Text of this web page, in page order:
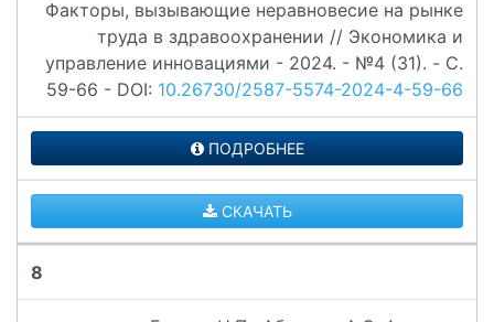
Факторы, вызывающие неравновесие на рынке
труда в здравоохранении // Экономика и
управление инновациями - 2024. - №4 (31). - C.
59-66 - DOI: 10.26730/2587-5574-2024-4-59-66
ПОДРОБНЕЕ
СКАЧАТЬ
8